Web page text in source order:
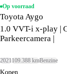
Op voorraad
Toyota Aygo
1.0 VVT-i x-play |
Parkeercamera |
2021109.388 kmBenzine
Kopen